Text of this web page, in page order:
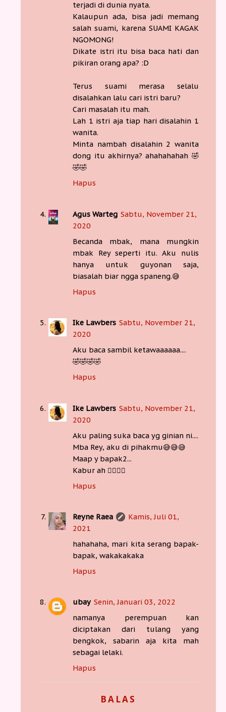
terjadi di dunia nyata.
Kalaupun ada, bisa jadi memang
salah suami, karena SUAMI KAGAK
NGOMONG!
Dikate istri itu bisa baca hati dan
pikiran orang apa? :D
Terus suami merasa selalu
disalahkan lalu cari istri baru?
Cari masalah itu mah.
Lah 1 istri aja tiap hari disalahin 1
wanita.
Minta nambah disalahin 2 wanita
dong itu akhirnya? ahahahahah 🤣
🤣🤣
Hapus
Agus Warteg Sabtu, November 21,
2020
Becanda mbak, mana mungkin
mbak Rey seperti itu. Aku nulis
hanya untuk guyonan saja,
biasalah biar ngga spaneng.😅
Hapus
Ike Lawbers Sabtu, November 21,
2020
Aku baca sambil ketawaaaaaa....
🤣🤣🤣🤣
Hapus
Ike Lawbers Sabtu, November 21,
2020
Aku paling suka baca yg ginian ni....
Mba Rey, aku di pihakmu😅😅😅
Maap y bapak2...
Kabur ah 🏃‍♀️🏃‍♀️
Hapus
Reyne Raea
Kamis, Juli 01,
2021
hahahaha, mari kita serang bapak-
bapak, wakakakaka
Hapus
ubay Senin, Januari 03, 2022
namanya perempuan kan
diciptakan dari tulang yang
bengkok, sabarin aja kita mah
sebagai lelaki.
Hapus
BALAS